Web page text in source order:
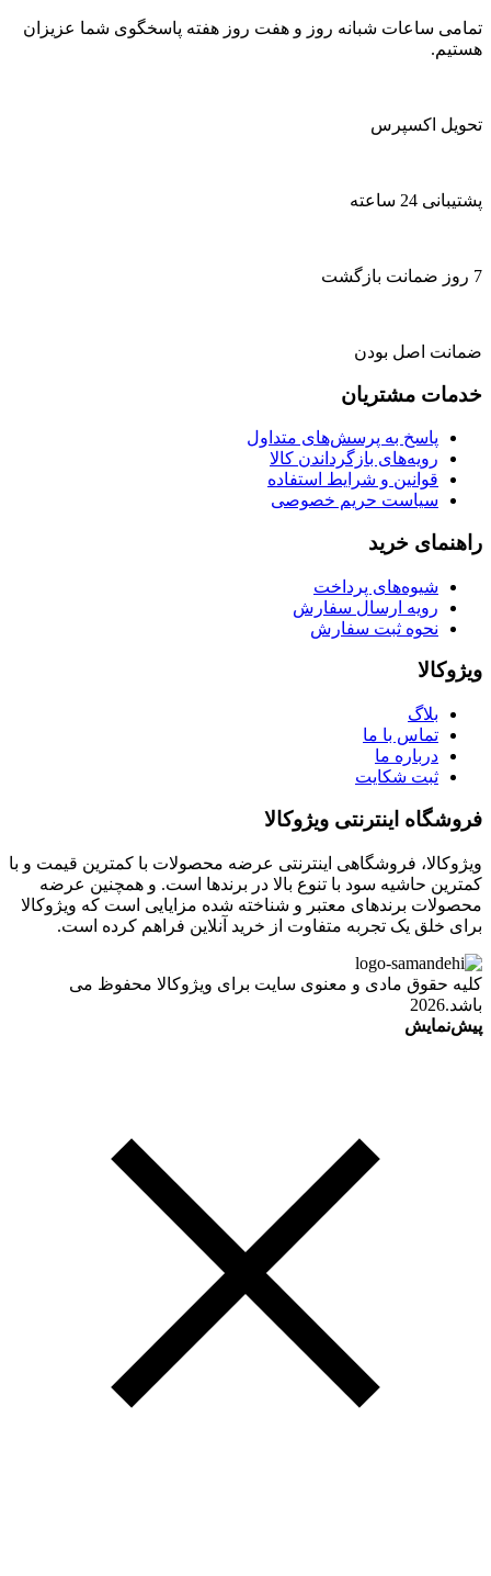
تمامی ساعات شبانه روز و هفت روز هفته پاسخگوی شما عزیزان
هستیم.
تحویل اکسپرس
پشتیبانی 24 ساعته
7 روز ضمانت بازگشت
ضمانت اصل بودن
خدمات مشتریان
پاسخ به پرسش‌های متداول
رویه‌های بازگرداندن کالا
قوانین و شرایط استفاده
سیاست حریم خصوصی
راهنمای خرید
شیوه‌های پرداخت
رویه ارسال سفارش
نحوه ثبت سفارش
ویژوکالا
بلاگ
تماس با ما
درباره ما
ثبت شکایت
فروشگاه اینترنتی ویژوکالا
ویژوکالا، فروشگاهی اینترنتی عرضه محصولات با کمترین قیمت و با
کمترین حاشیه سود با تنوع بالا در برندها است. و همچنین عرضه
محصولات برندهای معتبر و شناخته شده مزایایی است که ویژوکالا
برای خلق یک تجربه متفاوت از خرید آنلاین فراهم کرده است.
کلیه حقوق مادی و معنوی سایت برای ویژوکالا محفوظ می
باشد.2026
پیش‌نمایش